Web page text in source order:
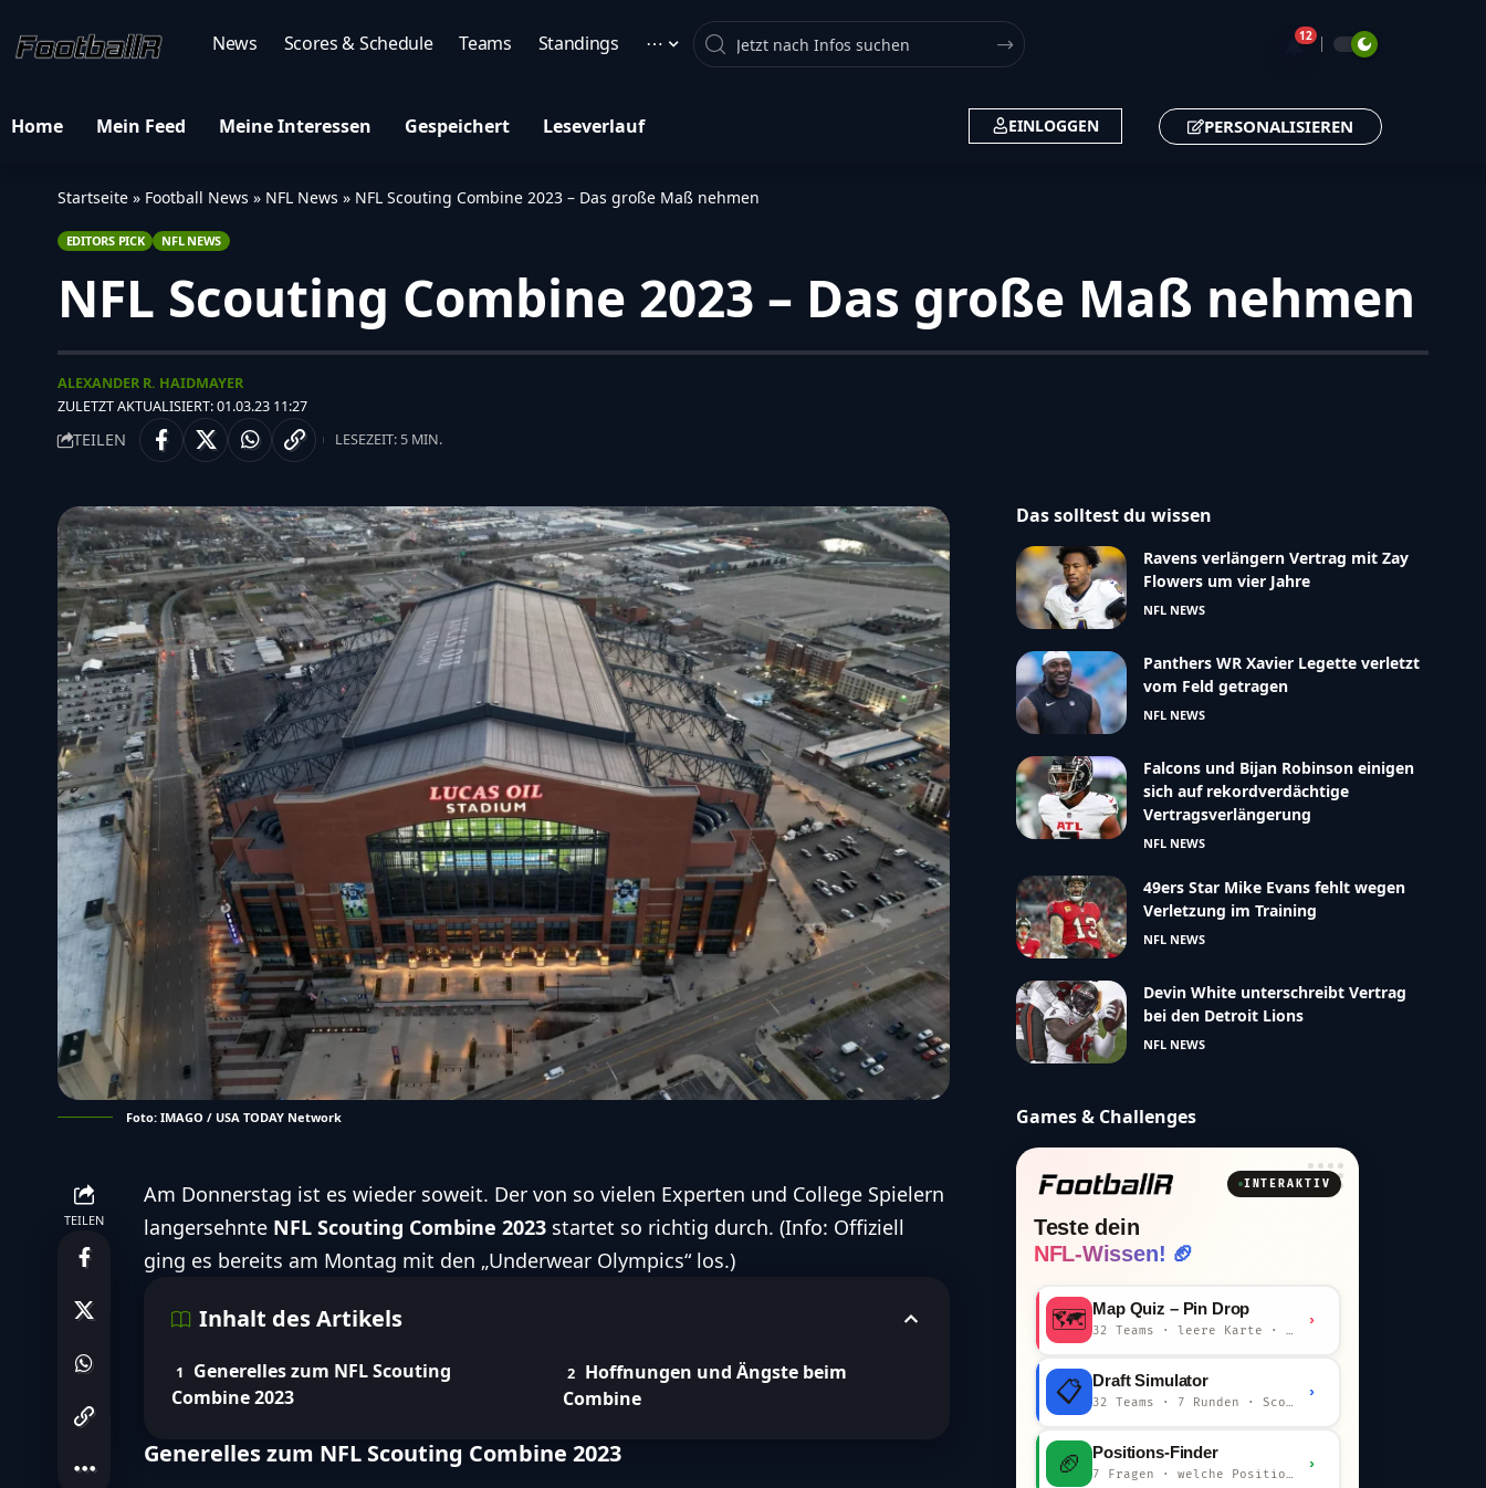
News Scores & Schedule Teams Standings ⋯ Search 🔔12
Home Mein Feed Meine Interessen Gespeichert Leseverlauf EINLOGGEN PERSONALISIEREN
Startseite » Football News » NFL News » NFL Scouting Combine 2023 – Das große Maß nehmen
EDITORS PICK NFL NEWS
NFL Scouting Combine 2023 – Das große Maß nehmen
ZULETZT AKTUALISIERT: 01.03.23 11:27
ALEXANDER R. HAIDMAYER
TEILEN LESEZEIT: 5 MIN.
Foto: IMAGO / USA TODAY Network
TEILEN
Am Donnerstag ist es wieder soweit. Der von so vielen Experten und College Spielern
langersehnte NFL Scouting Combine 2023 startet so richtig durch. (Info: Offiziell
ging es bereits am Montag mit den „Underwear Olympics“ los.)
Inhalt des Artikels
Generelles zum NFL Scouting
Combine 2023
Hoffnungen und Ängste beim
Combine
Generelles zum NFL Scouting Combine 2023
Das solltest du wissen
Ravens verlängern Vertrag mit Zay
Flowers um vier Jahre
NFL NEWS
Panthers WR Xavier Legette verletzt
vom Feld getragen
NFL NEWS
Falcons und Bijan Robinson einigen
sich auf rekordverdächtige
Vertragsverlängerung
NFL NEWS
49ers Star Mike Evans fehlt wegen
Verletzung im Training
NFL NEWS
Devin White unterschreibt Vertrag
bei den Detroit Lions
NFL NEWS
Games & Challenges
INTERAKTIV
Teste dein
NFL-Wissen! 🏈
🗺️ Map Quiz – Pin Drop
32 Teams · leere Karte · km-Wertung
›
📋 Draft Simulator
32 Teams · 7 Runden · Scout-Kommentar
›
🏈 Positions-Finder
7 Fragen · welche Position bist du?
›